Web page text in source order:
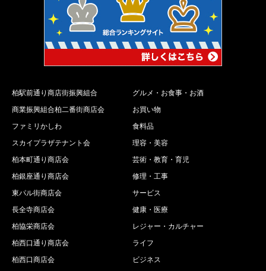
柏駅前通り商店街振興組合
商業振興組合柏二番街商店会
ファミリかしわ
スカイプラザテナント会
柏本町通り商店会
柏銀座通り商店会
東パル街商店会
長全寺商店会
柏協栄商店会
柏西口通り商店会
柏西口商店会
グルメ・お食事・お酒
お買い物
食料品
理容・美容
芸術・教育・育児
修理・工事
サービス
健康・医療
レジャー・カルチャー
ライフ
ビジネス